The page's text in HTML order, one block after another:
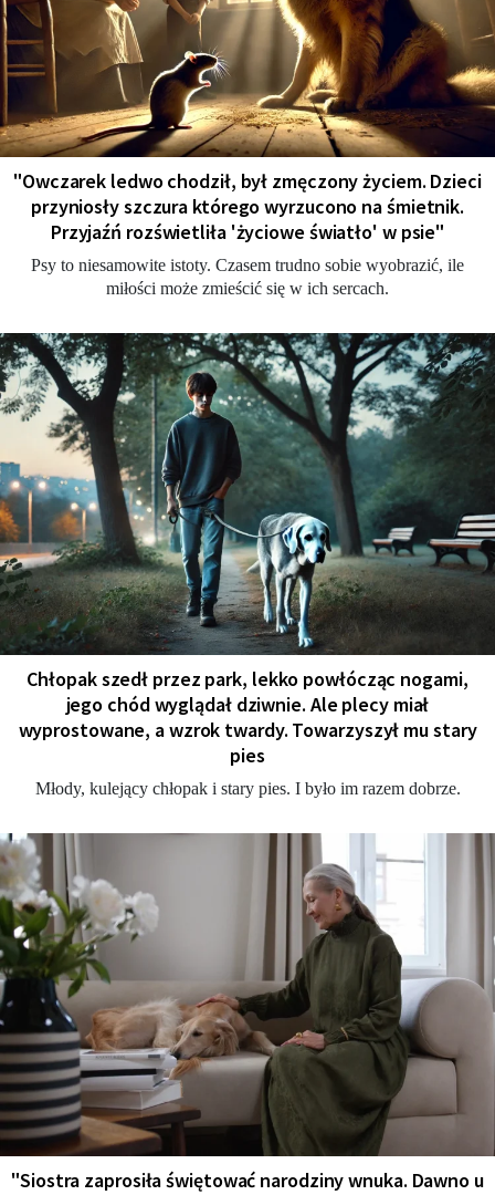
"Owczarek ledwo chodził, był zmęczony życiem. Dzieci
przyniosły szczura którego wyrzucono na śmietnik.
Przyjaźń rozświetliła 'życiowe światło' w psie"
Psy to niesamowite istoty. Czasem trudno sobie wyobrazić, ile
miłości może zmieścić się w ich sercach.
Chłopak szedł przez park, lekko powłócząc nogami,
jego chód wyglądał dziwnie. Ale plecy miał
wyprostowane, a wzrok twardy. Towarzyszył mu stary
pies
Młody, kulejący chłopak i stary pies. I było im razem dobrze.
"Siostra zaprosiła świętować narodziny wnuka. Dawno u